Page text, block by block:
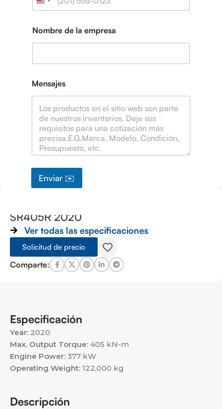
Nombre de la empresa
Mensajes
Enviar ✉️
SR405R 2020
Ver todas las especificaciones
Solicitud de precio
Comparte:
Especificación
Year: 2020
Max. Output Torque: 405 kN-m
Engine Power: 377 kW
Operating Weight: 122,000 kg
Descripción